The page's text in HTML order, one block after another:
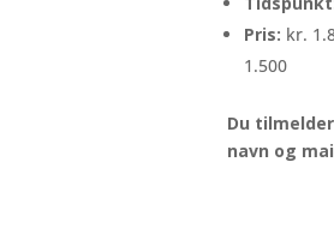
Pris: kr.
1.500
Du
navn og